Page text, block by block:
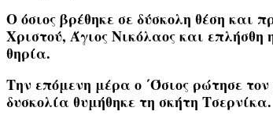
Ο όσιος βρέθηκε σε δύσκολη θέση και
Χριστού, Άγιος Νικόλαος και
θηρία.
Tην επόμενη μέρα ο ΄Όσιος ρώτησε
δυσκολία θυμήθηκε τη σκήτη Τσερνίκα.